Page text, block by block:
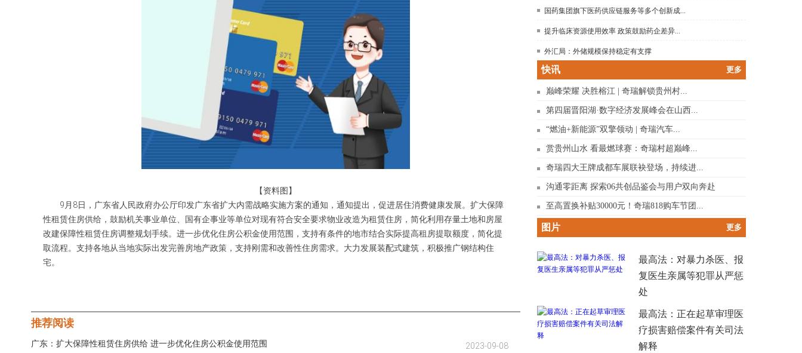
【资料图】
9月8日，广东省人民政府办公厅印发广东省扩大内需战略实施方案的通知，通知提出，促进居住消费健康发展。扩大保障
性租赁住房供给，鼓励机关事业单位、国有企事业等单位对现有符合安全要求物业改造为租赁住房，简化利用存量土地和房屋
改建保障性租赁住房调整规划手续。进一步优化住房公积金使用范围，支持有条件的地市结合实际提高租房提取额度，简化提
取流程。支持各地从当地实际出发完善房地产政策，支持刚需和改善性住房需求。大力发展装配式建筑，积极推广钢结构住
宅。
推荐阅读
广东：扩大保障性租赁住房供给 进一步优化住房公积金使用范围 2023-09-08
国药集团旗下医药供应链服务等多个创新成...
提升临床资源使用效率 政策鼓励药企差异...
外汇局：外储规模保持稳定有支撑
快讯 更多
巅峰荣耀 决胜榕江 | 奇瑞解锁贵州村...
第四届晋阳湖·数字经济发展峰会在山西...
“燃油+新能源”双擎领动 | 奇瑞汽车...
赏贵州山水 看最燃球赛：奇瑞村超巅峰...
奇瑞四大王牌成都车展联袂登场，持续进...
沟通零距离 探索06共创品鉴会与用户双向奔赴
至高置换补贴30000元！奇瑞818购车节团...
图片 更多
最高法：对暴力杀医、报
复医生亲属等犯罪从严惩
处
最高法：正在起草审理医
疗损害赔偿案件有关司法
解释